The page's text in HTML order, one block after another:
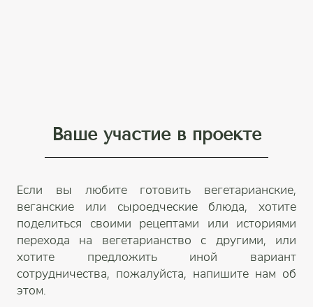
Ваше участие в проекте
Если вы любите готовить вегетарианские,
веганские или сыроедческие блюда, хотите
поделиться своими рецептами или историями
перехода на вегетарианство с другими, или
хотите предложить иной вариант
сотрудничества, пожалуйста, напишите нам об
этом.